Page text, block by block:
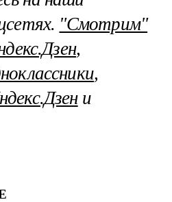
"Смотрим"
,
,
и